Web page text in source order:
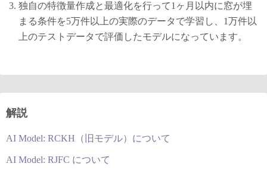
独自の特徴量作成と最適化を行って1ヶ月以内に窓が埋
まる条件を5万件以上の実際のデータで学習し、1万件以
上のテストデータで評価したモデルになっています。
解説
AI Model: RCKH（旧モデル）について
AI Model: RJFC について